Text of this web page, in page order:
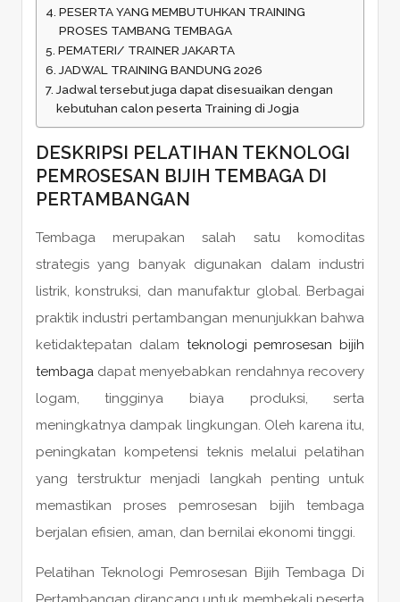
PESERTA YANG MEMBUTUHKAN TRAINING
PROSES TAMBANG TEMBAGA
PEMATERI/ TRAINER JAKARTA
JADWAL TRAINING BANDUNG 2026
Jadwal tersebut juga dapat disesuaikan dengan
kebutuhan calon peserta Training di Jogja
DESKRIPSI PELATIHAN TEKNOLOGI
PEMROSESAN BIJIH TEMBAGA DI
PERTAMBANGAN
Tembaga merupakan salah satu komoditas
strategis yang banyak digunakan dalam industri
listrik, konstruksi, dan manufaktur global. Berbagai
praktik industri pertambangan menunjukkan bahwa
ketidaktepatan dalam teknologi pemrosesan bijih
tembagadapat menyebabkan rendahnya recovery
logam, tingginya biaya produksi, serta
meningkatnya dampak lingkungan. Oleh karena itu,
peningkatan kompetensi teknis melalui pelatihan
yang terstruktur menjadi langkah penting untuk
memastikan proses pemrosesan bijih tembaga
berjalan efisien, aman, dan bernilai ekonomi tinggi.
Pelatihan Teknologi Pemrosesan Bijih Tembaga Di